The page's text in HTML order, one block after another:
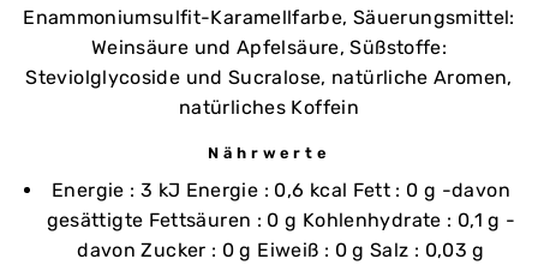
Enammoniumsulfit-Karamellfarbe, Säuerungsmittel:
Weinsäure und Apfelsäure, Süßstoffe:
Steviolglycoside und Sucralose, natürliche Aromen,
natürliches Koffein
Nährwerte
Energie : 3 kJ Energie : 0,6 kcal Fett : 0 g -davon
gesättigte Fettsäuren : 0 g Kohlenhydrate : 0,1 g -
davon Zucker : 0 g Eiweiß : 0 g Salz : 0,03 g